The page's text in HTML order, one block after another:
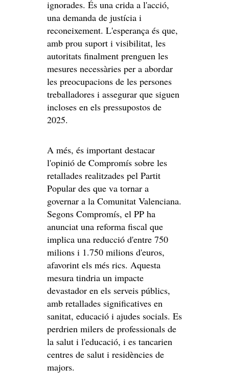
ignorades. És una crida a l'acció,
una demanda de justícia i
reconeixement. L'esperança és que,
amb prou suport i visibilitat, les
autoritats finalment prenguen les
mesures necessàries per a abordar
les preocupacions de les persones
treballadores i assegurar que siguen
incloses en els pressupostos de
2025.
A més, és important destacar
l'opinió de Compromís sobre les
retallades realitzades pel Partit
Popular des que va tornar a
governar a la Comunitat Valenciana.
Segons Compromís, el PP ha
anunciat una reforma fiscal que
implica una reducció d'entre 750
milions i 1.750 milions d'euros,
afavorint els més rics. Aquesta
mesura tindria un impacte
devastador en els serveis públics,
amb retallades significatives en
sanitat, educació i ajudes socials. Es
perdrien milers de professionals de
la salut i l'educació, i es tancarien
centres de salut i residències de
majors.